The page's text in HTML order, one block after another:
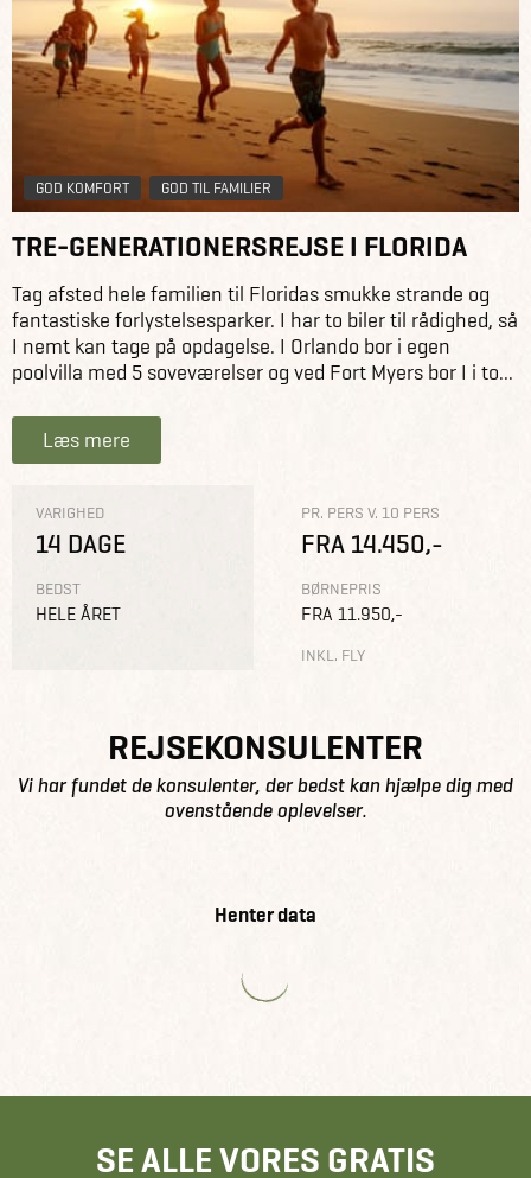
GOD KOMFORT GOD TIL FAMILIER
TRE-GENERATIONERSREJSE I FLORIDA
Tag afsted hele familien til Floridas smukke strande og
fantastiske forlystelsesparker. I har to biler til rådighed, så
I nemt kan tage på opdagelse. I Orlando bor i egen
poolvilla med 5 soveværelser og ved Fort Myers bor I i to...
Læs mere
VARIGHED
14 DAGE
BEDST
HELE ÅRET
PR. PERS V. 10 PERS
FRA 14.450,-
BØRNEPRIS
FRA 11.950,-
INKL. FLY
REJSEKONSULENTER
Vi har fundet de konsulenter, der bedst kan hjælpe dig med
ovenstående oplevelser.
Henter data
SE ALLE VORES GRATIS